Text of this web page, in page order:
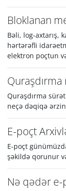
Bloklanan
Bəli, log-axtarış,
hərtərəfli
elektron poçtun
Quraşdırma
Quraşdırma
neçə dəqiqə
E-poçt
E-poçt
şəkildə qorunur
Nə qədər e-